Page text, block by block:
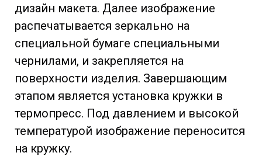
дизайн макета. Далее изображение
распечатывается зеркально на
специальной бумаге специальными
чернилами, и закрепляется на
поверхности изделия. Завершающим
этапом является установка кружки в
термопресс. Под давлением и высокой
температурой изображение переносится
на кружку.